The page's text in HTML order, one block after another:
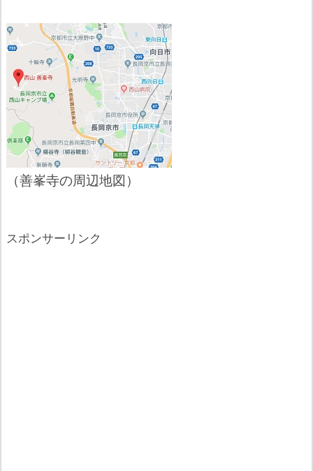
（善峯寺の周辺地図）
スポンサーリンク